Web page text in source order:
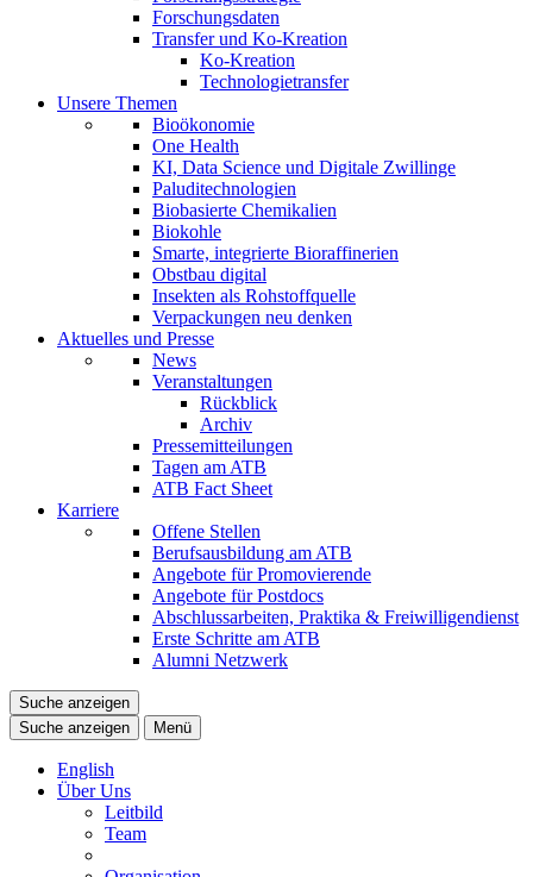
Forschungsdaten
Transfer und Ko-Kreation
Ko-Kreation
Technologietransfer
Unsere Themen
Bioökonomie
One Health
KI, Data Science und Digitale Zwillinge
Paluditechnologien
Biobasierte Chemikalien
Biokohle
Smarte, integrierte Bioraffinerien
Obstbau digital
Insekten als Rohstoffquelle
Verpackungen neu denken
Aktuelles und Presse
News
Veranstaltungen
Rückblick
Archiv
Pressemitteilungen
Tagen am ATB
ATB Fact Sheet
Karriere
Offene Stellen
Berufsausbildung am ATB
Angebote für Promovierende
Angebote für Postdocs
Abschlussarbeiten, Praktika & Freiwilligendienst
Erste Schritte am ATB
Alumni Netzwerk
Suche anzeigen
Suche anzeigen
Menü
English
Über Uns
Leitbild
Team